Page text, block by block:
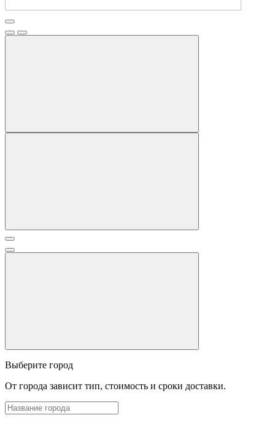
Выберите город
От города зависит тип, стоимость и сроки доставки.